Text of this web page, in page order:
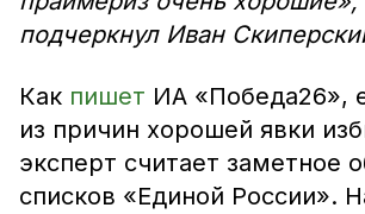
подчеркнул Иван
Как пишет ИА «Победа26»,
из причин хорошей явки
эксперт считает заметное
списков «Единой России».